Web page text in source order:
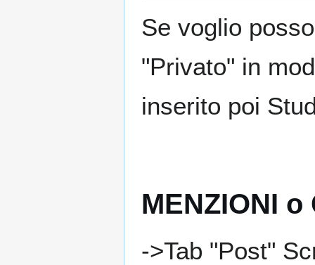
Se voglio
"Privato" in
inserito poi
MENZIONI o
->Tab "Post"